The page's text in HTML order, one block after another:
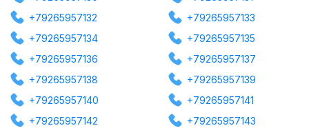
+79265957132
+79265957133
+79265957134
+79265957135
+79265957136
+79265957137
+79265957138
+79265957139
+79265957140
+79265957141
+79265957142
+79265957143